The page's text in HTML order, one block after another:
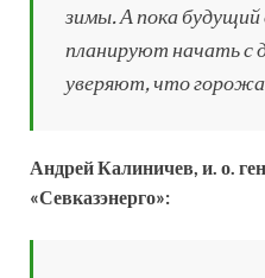
зимы. А пока
планируют начать с
уверяют, что
Андрей Калиничев, и. о.
«Севказэнерго»: